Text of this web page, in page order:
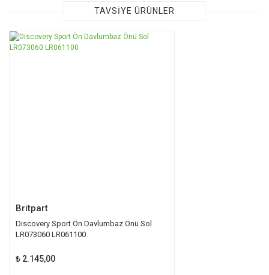
Görüş ve önerileriniz için teşekkür ederiz.
Ürün resmi kalitesiz, bozuk veya görüntülenemiyor.
TAVSİYE ÜRÜNLER
Britpart
Discovery Sport Ön Davlumbaz Önü Sol
LR073060 LR061100
₺ 2.145,00